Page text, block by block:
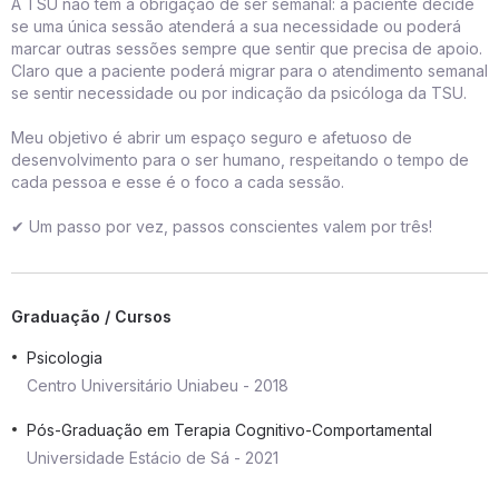
A TSU não tem a obrigação de ser semanal: a paciente decide
se uma única sessão atenderá a sua necessidade ou poderá
marcar outras sessões sempre que sentir que precisa de apoio.
Claro que a paciente poderá migrar para o atendimento semanal
se sentir necessidade ou por indicação da psicóloga da TSU.
Meu objetivo é abrir um espaço seguro e afetuoso de
desenvolvimento para o ser humano, respeitando o tempo de
cada pessoa e esse é o foco a cada sessão.
✔ Um passo por vez, passos conscientes valem por três!
Graduação / Cursos
Psicologia
Centro Universitário Uniabeu - 2018
Pós-Graduação em Terapia Cognitivo-Comportamental
Universidade Estácio de Sá - 2021